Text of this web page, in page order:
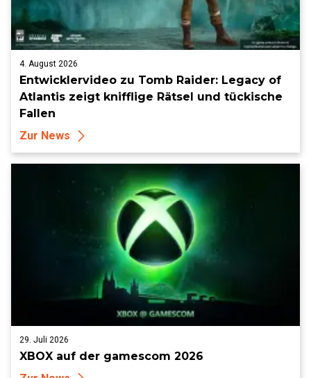
4. August 2026
Entwicklervideo zu Tomb Raider: Legacy of
Atlantis zeigt knifflige Rätsel und tückische
Fallen
Zur News
29. Juli 2026
XBOX auf der gamescom 2026